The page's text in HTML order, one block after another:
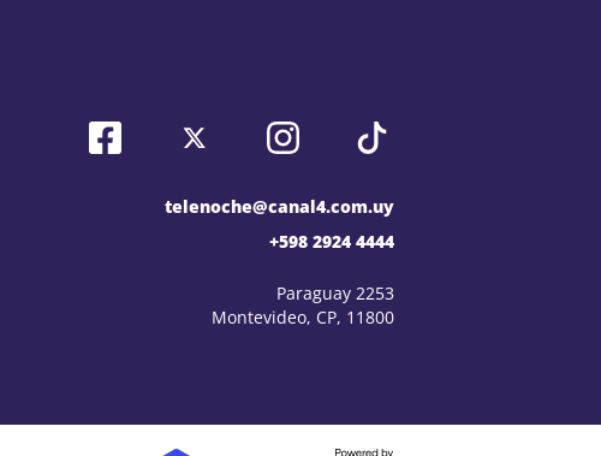
telenoche@canal4.com.uy
+598 2924 4444
Paraguay 2253
Montevideo, CP, 11800